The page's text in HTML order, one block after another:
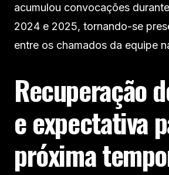
acumulou convocações
2024 e 2025, tornando-se
entre os chamados da equipe
Recuperação
e expectativa
próxima